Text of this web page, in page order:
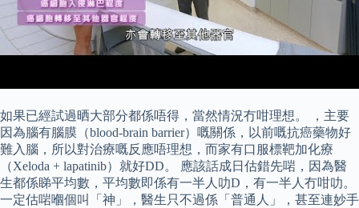
如果已經試過晒大部分都係唔得，當然情況冇咁理想。 ，主要
因為腦有腦膜（blood-brain barrier）嘅關係，以前嘅抗癌藥物好
難入腦，所以對治療嘅反應唔理想，而家有口服標靶加化療
（Xeloda + lapatinib）就好DD。 應該話成日估錯先啱，因為醫
生都係睇平均數，平均數即係有一半人叻D，有一半人冇咁叻。
一定估啱嗰個叫「神」，醫生只不過係「普通人」，甚至連妙手